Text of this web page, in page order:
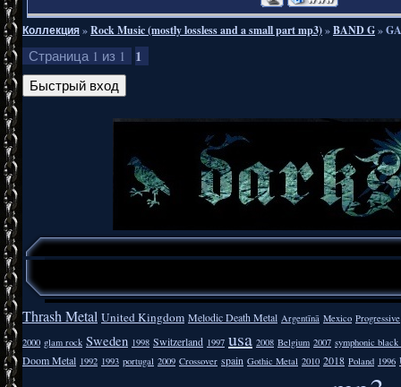
Коллекция»Rock Music (mostly lossless and a small part mp3)»BAND G»
Страница 1 из 1 1
Thrash Metal United Kingdom Melodic Death Metal Argentīnā Mexico Progressive
2000 glam rock Sweden 1998 Switzerland 1997 usa 2008 Belgium 2007 symphonic
Doom Metal 1992 1993 portugal 2009 Crossover spain Gothic Metal 2010 2018 Poland 1996